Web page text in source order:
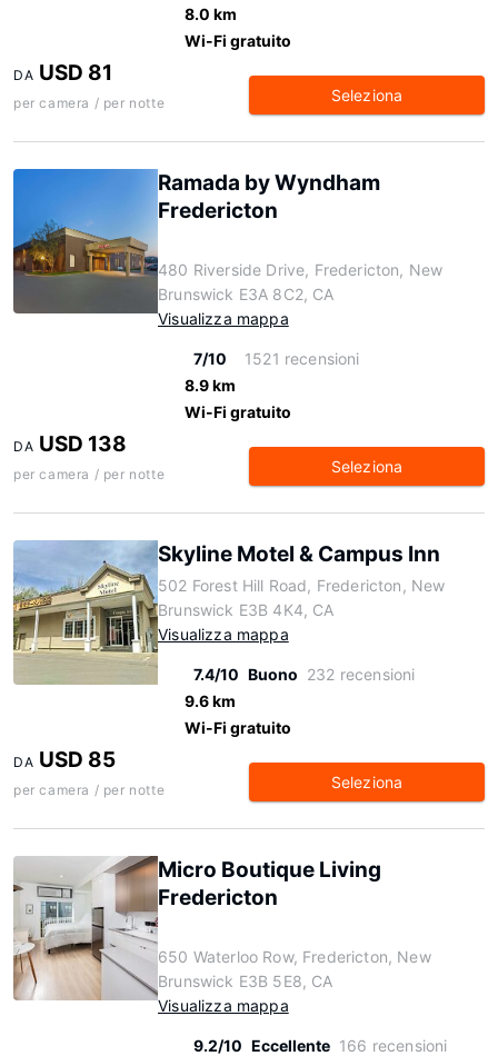
8.0 km
Wi-Fi gratuito
DA USD 81
per camera / per notte Seleziona
Ramada by Wyndham
Fredericton
480 Riverside Drive, Fredericton, New
Brunswick E3A 8C2, CA
Visualizza mappa
7/10
1521 recensioni
8.9 km
Wi-Fi gratuito
DA USD 138
per camera / per notte Seleziona
Skyline Motel & Campus Inn
502 Forest Hill Road, Fredericton, New
Brunswick E3B 4K4, CA
Visualizza mappa
7.4/10 Buono 232 recensioni
9.6 km
Wi-Fi gratuito
DA USD 85
per camera / per notte Seleziona
Micro Boutique Living
Fredericton
650 Waterloo Row, Fredericton, New
Brunswick E3B 5E8, CA
Visualizza mappa
9.2/10 Eccellente 166 recensioni